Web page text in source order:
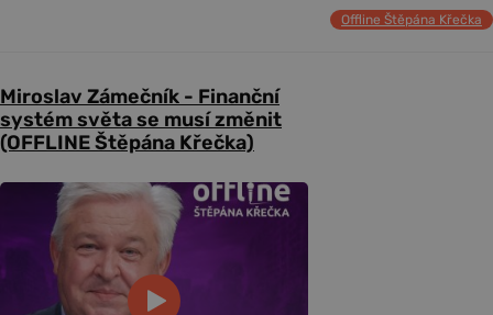
Offline Štěpána Křečka
Miroslav Zámečník - Finanční
systém světa se musí změnit
(OFFLINE Štěpána Křečka)